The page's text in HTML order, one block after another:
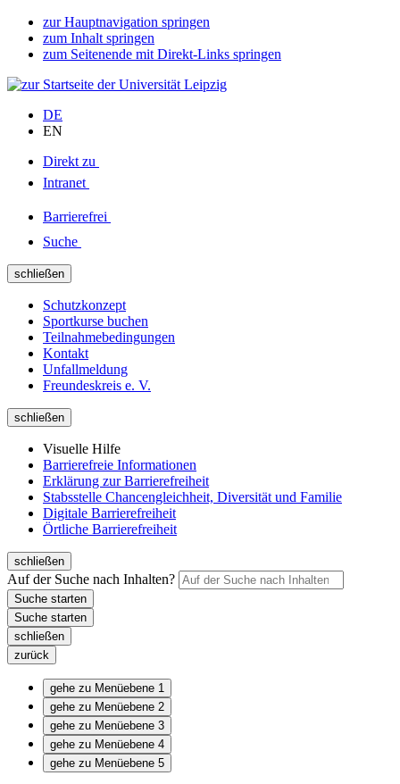
zur Hauptnavigation springen
zum Inhalt springen
zum Seitenende mit Direkt-Links springen
DE
EN
Direkt zu
Intranet
Barrierefrei
Suche
schließen
Schutzkonzept
Sportkurse buchen
Teilnahmebedingungen
Kontakt
Unfallmeldung
Freundeskreis e. V.
schließen
Visuelle Hilfe
Barrierefreie Informationen
Erklärung zur Barrierefreiheit
Stabsstelle Chancengleichheit, Diversität und Familie
Digitale Barrierefreiheit
Örtliche Barrierefreiheit
schließen
Auf der Suche nach Inhalten?
schließen
zurück
gehe zu Menüebene 1
gehe zu Menüebene 2
gehe zu Menüebene 3
gehe zu Menüebene 4
gehe zu Menüebene 5